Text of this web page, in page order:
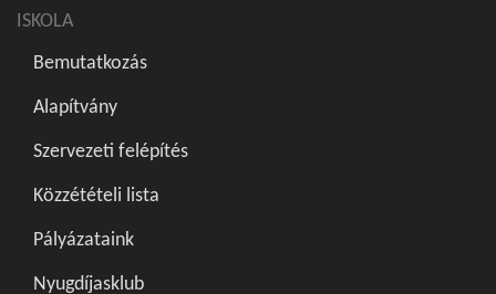
ISKOLA
Bemutatkozás
Alapítvány
Szervezeti felépítés
Közzétételi lista
Pályázataink
Nyugdíjasklub